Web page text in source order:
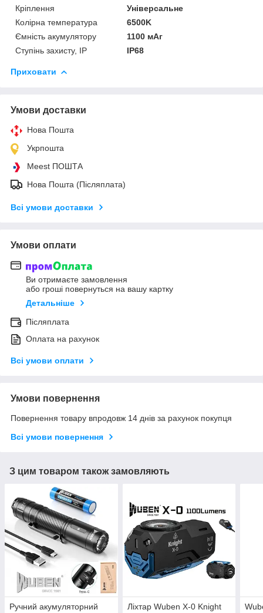
Кріплення
Універсальне
Колірна температура
6500K
Ємність акумулятору
1100 мАг
Ступінь захисту, IP
IP68
Приховати
Умови доставки
Нова Пошта
Укрпошта
Meest ПОШТА
Нова Пошта (Післяплата)
Всі умови доставки
Умови оплати
Ви отримаєте замовлення
або гроші повернуться на вашу картку
Детальніше
Післяплата
Оплата на рахунок
Всі умови оплати
Умови повернення
Повернення товару впродовж 14 днів за рахунок покупця
Всі умови повернення
З цим товаром також замовляють
Ручний акумуляторний
Ліхтар Wuben X-0 Knight